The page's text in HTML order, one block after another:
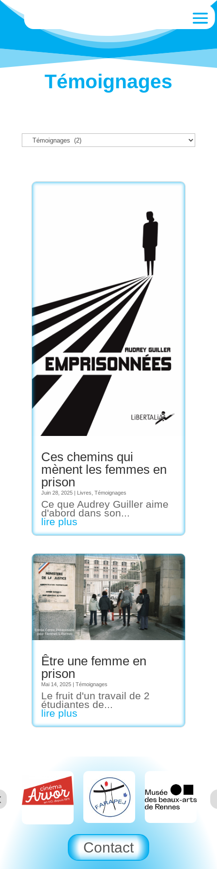
Témoignages
Ces chemins qui
mènent les femmes en
prison
Juin 28, 2025| Livres Témoignages
Ce que Audrey Guiller aime
d'abord dans son...
lire plus
Être une femme en
prison
Mai 14, 2025| Témoignages
Le fruit d'un travail de 2
étudiantes de...
lire plus
Contact